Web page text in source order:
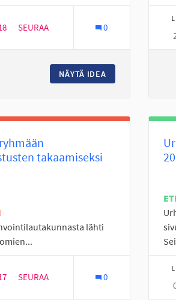
18 SEURAAJAA
SEURAA
KUNTORATA JA KUNTOILUVÄLINEET,
0
NÄYTÄ IDEA KUNTORATA JA
takaamiseksi
lähti
17 SEURAAJAA
SEURAA
TUKEA KAUPUNGIN TYÖRYHMÄÄN
0